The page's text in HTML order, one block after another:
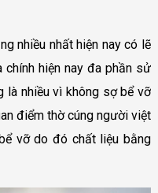
nhiều nhất hiện nay có lẽ
hiện nay đa phần sử
là nhiều vì không sợ bể vỡ
điểm thờ cúng người việt
vỡ do đó chất liệu bằng